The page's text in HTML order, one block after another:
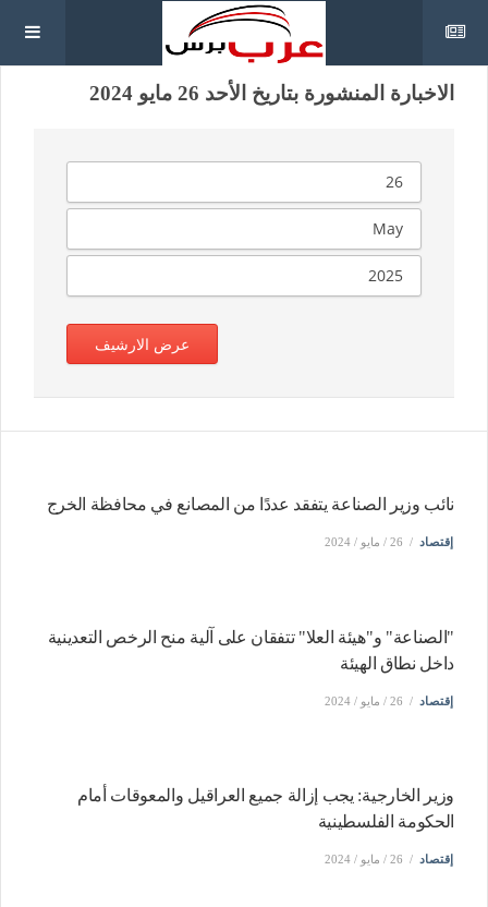
الاخبارة المنشورة بتاريخ الأحد 26 مايو 2024
نائب وزير الصناعة يتفقد عددًا من المصانع في محافظة الخرج
إقتصاد 26 / مايو / 2024
"الصناعة" و"هيئة العلا" تتفقان على آلية منح الرخص التعدينية
داخل نطاق الهيئة
إقتصاد 26 / مايو / 2024
وزير الخارجية: يجب إزالة جميع العراقيل والمعوقات أمام
الحكومة الفلسطينية
إقتصاد 26 / مايو / 2024